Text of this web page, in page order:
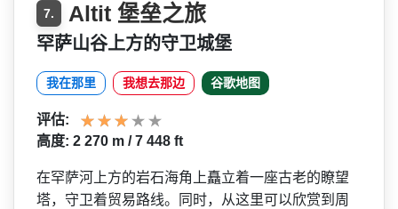
7. Altit 堡垒之旅
罕萨山谷上方的守卫城堡
我在那里 我想去那边 谷歌地图
评估:
高度: 2 270 m / 7 448 ft
在罕萨河上方的岩石海角上矗­立着一座古老的瞭望
塔，守卫着贸易路线。同时，从这­里可以欣赏到周